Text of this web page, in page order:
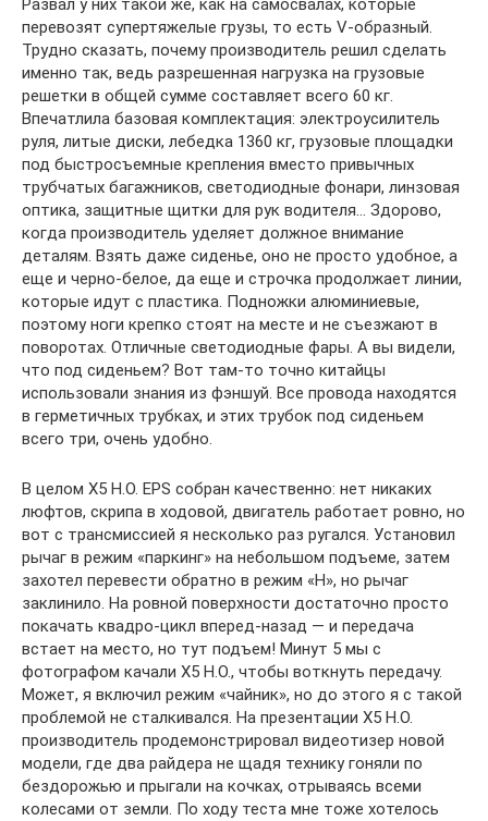
Развал у них такой же, как на самосвалах, которые
перевозят супертяжелые грузы, то есть V-образный.
Трудно сказать, почему производитель решил сделать
именно так, ведь разрешенная нагрузка на грузовые
решетки в общей сумме составляет всего 60 кг.
Впечатлила базовая комплектация: электроусилитель
руля, литые диски, лебедка 1360 кг, грузовые площадки
под быстросъемные крепления вместо привычных
трубчатых багажников, светодиодные фонари, линзовая
оптика, защитные щитки для рук водителя… Здорово,
когда производитель уделяет должное внимание
деталям. Взять даже сиденье, оно не просто удобное, а
еще и черно-белое, да еще и строчка продолжает линии,
которые идут с пластика. Подножки алюминиевые,
поэтому ноги крепко стоят на месте и не съезжают в
поворотах. Отличные светодиодные фары. А вы видели,
что под сиденьем? Вот там-то точно китайцы
использовали знания из фэншуй. Все провода находятся
в герметичных трубках, и этих трубок под сиденьем
всего три, очень удобно.
В целом Х5 Н.О. EPS собран качественно: нет никаких
люфтов, скрипа в ходовой, двигатель работает ровно, но
вот с трансмиссией я несколько раз ругался. Установил
рычаг в режим «паркинг» на небольшом подъеме, затем
захотел перевести обратно в режим «Н», но рычаг
заклинило. На ровной поверхности достаточно просто
покачать квадро-цикл вперед-назад — и передача
встает на место, но тут подъем! Минут 5 мы с
фотографом качали Х5 Н.О., чтобы воткнуть передачу.
Может, я включил режим «чайник», но до этого я с такой
проблемой не сталкивался. На презентации Х5 Н.О.
производитель продемонстрировал видеотизер новой
модели, где два райдера не щадя технику гоняли по
бездорожью и прыгали на кочках, отрываясь всеми
колесами от земли. По ходу теста мне тоже хотелось